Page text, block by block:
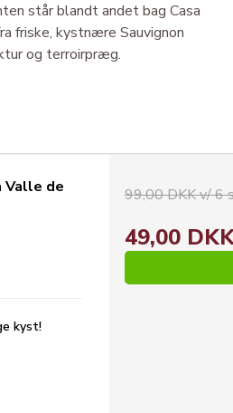
står blandt andet bag Casa
friske, kystnære Sauvignon
og terroirpræg.
Valle de
kyst!
99,00 DKK v/ 6
49,00